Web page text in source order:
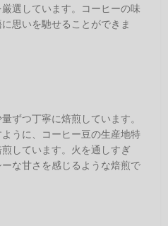
選しています。コーヒーの味
思いを馳せることができま
ずつ丁寧に焙煎しています。
うに、コーヒー豆の生産地特
しています。火を通しすぎ
な甘さを感じるような焙煎で